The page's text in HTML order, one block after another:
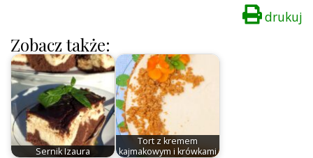
drukuj
Zobacz także:
Sernik Izaura
Tort z kremem
kajmakowym i krówkami